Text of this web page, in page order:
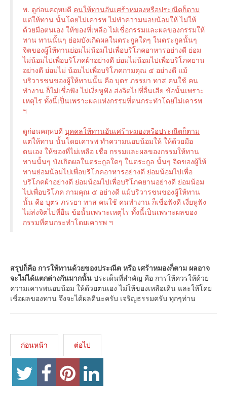
พ. ดูก่อนคฤหบดี คนให้ทานอันเศร้าหมองหรือประณีตก็ตาม
แต่ให้ทาน นั้นโดยไม่เคารพ ไม่ทำความนอบน้อมให้ ไม่ให้
ด้วยมือตนเอง ให้ของที่เหลือ ไม่เชื่อกรรมและผลของกรรมให้
ทาน ทานนั้นๆ ย่อมบังเกิดผลในตระกูลใดๆ ในตระกูลนั้นๆ
จิตของผู้ให้ทานย่อมไม่น้อมไปเพื่อบริโภคอาหารอย่างดี ย่อม
ไม่น้อมไปเพื่อบริโภคผ้าอย่างดี ย่อมไม่น้อมไปเพื่อบริโภคยาน
อย่างดี ย่อมไม่ น้อมไปเพื่อบริโภคกามคุณ ๕ อย่างดี แม้
บริวารชนของผู้ให้ทานนั้น คือ บุตร ภรรยา ทาส คนใช้ คน
ทำงาน ก็ไม่เชื่อฟัง ไม่เงี่ยหูฟัง ส่งจิตไปที่อื่นเสีย ข้อนั้นเพราะ
เหตุไร ทั้งนี้เป็นเพราะผลแห่งกรรมที่ตนกระทำโดยไม่เคารพ
ฯ
ดูก่อนคฤหบดี บุคคลให้ทานอันเศร้าหมองหรือประณีตก็ตาม
แต่ให้ทาน นั้นโดยเคารพ ทำความนอบน้อมให้ ให้ด้วยมือ
ตนเอง ให้ของที่ไม่เหลือ เชื่อ กรรมและผลของกรรมให้ทาน
ทานนั้นๆ บังเกิดผลในตระกูลใดๆ ในตระกูล นั้นๆ จิตของผู้ให้
ทานย่อมน้อมไปเพื่อบริโภคอาหารอย่างดี ย่อมน้อมไปเพื่อ
บริโภคผ้าอย่างดี ย่อมน้อมไปเพื่อบริโภคยานอย่างดี ย่อมน้อม
ไปเพื่อบริโภค กามคุณ ๕ อย่างดี แม้บริวารชนของผู้ให้ทาน
นั้น คือ บุตร ภรรยา ทาส คนใช้ คนทำงาน ก็เชื่อฟังดี เงี่ยหูฟัง
ไม่ส่งจิตไปที่อื่น ข้อนั้นเพราะเหตุไร ทั้งนี้เป็นเพราะผลของ
กรรมที่ตนกระทำโดยเคารพ ฯ
สรุปก็คือ การให้ทานด้วยของประณีต หรือ เศร้าหมองก็ตาม ผลอาจ
จะไม่ได้แตกต่างกันมากนั้น ประเด็นที่สำคัญ คือ การให้ควรให้ด้วย
ความเคารพนอบน้อม ให้ด้วยตนเอง ไม่ให้ของเหลือเดิน และให้โดย
เชื่อผลของทาน จึงจะได้ผลดีนะครับ เจริญธรรมครับ ทุกๆท่าน
ก่อนหน้า ต่อไป